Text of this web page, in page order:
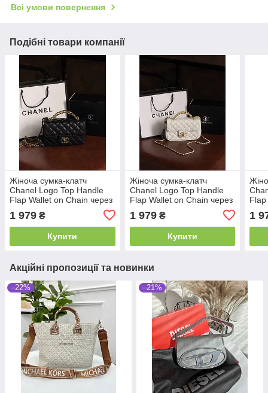
Всі умови повернення
Подібні товари компанії
Жіноча сумка-клатч
Chanel Logo Top Handle
Flap Wallet on Chain через
маленька
1 979 ₴
Купити
Жіноча сумка-клатч
Chanel Logo Top Handle
Flap Wallet on Chain через
маленька
1 979₴
Купити
Flap
1
Акційні пропозиції та новинки
–22% –21%